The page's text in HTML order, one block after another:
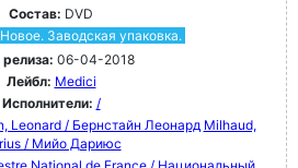
Состав: DVD
Новое. Заводская упаковка.
06-04-2018
Лейбл: Medici
Исполнители: /
Leonard / Бернстайн Леонард Milhaud,
/ Мийо Дариюс